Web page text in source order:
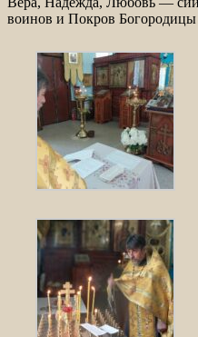
воинов и Покров Богородицы